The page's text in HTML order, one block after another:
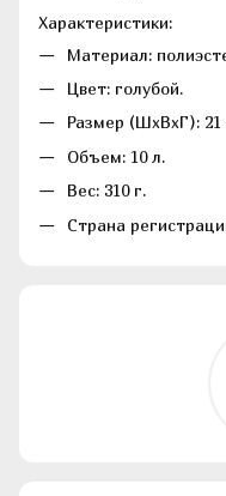
Характеристики:
Материал:
Цвет: голубой.
Размер (ШхВхГ): 21
Объем: 10 л.
Вес: 310 г.
Страна